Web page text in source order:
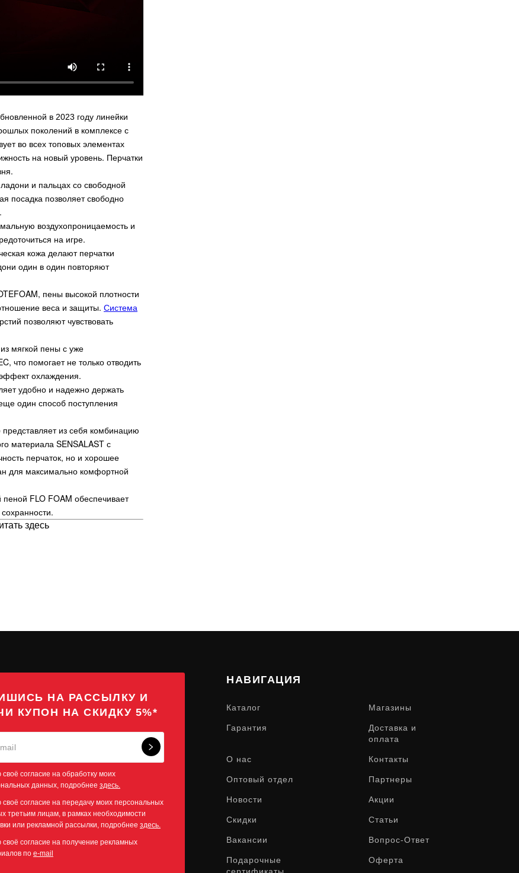
в 2023 году линейки
поколений в комплексе с
во всех топовых элементах
на новый уровень. Перчатки
и пальцах со свободной
посадка позволяет свободно
воздухопроницаемость и
на игре.
кожа делают перчатки
один в один повторяют
пены высокой плотности
веса и защиты. Система
позволяют чувствовать
мягкой пены с уже
что помогает не только отводить
охлаждения.
удобно и надежно держать
один способ поступления
из себя комбинацию
материала SENSALAST с
перчаток, но и хорошее
для максимально комфортной
пеной FLO FOAM обеспечивает
здесь
НА РАССЫЛКУ И
КУПОН НА СКИДКУ 5%*
согласие на обработку моих
данных, подробнее здесь.
согласие на передачу моих персональных
третьим лицам, в рамках необходимости
или рекламной рассылки, подробнее здесь.
согласие на получение рекламных
по e-mail
НАВИГАЦИЯ
Каталог Магазины
Гарантия
Доставка и
оплата
О нас Контакты
Оптовый отдел Партнеры
Новости Акции
Скидки Статьи
Вакансии Вопрос-Ответ
Подарочные
Оферта